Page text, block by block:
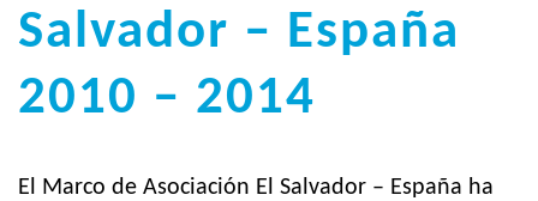
Salvador – España
2010 – 2014
El Marco de Asociación El Salvador – España ha